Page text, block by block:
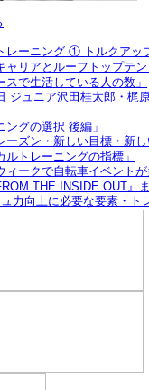
レーニング ① トルクアッ
ャリアとルーフトップテン
で生活している人の数」
ジュニア沢田桂太郎・梶
グの選択 後編」
ズン・新しい目標・新し
トレーニングの指標」
ィークで自転車イベント
THE INSIDE OUT』
力向上に必要な要素・ト